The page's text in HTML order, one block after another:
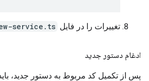
تغییرات را در فایل service.ts
ادغام دستور جدید
پس از تکمیل کد مربوط به دستور جدید، باید